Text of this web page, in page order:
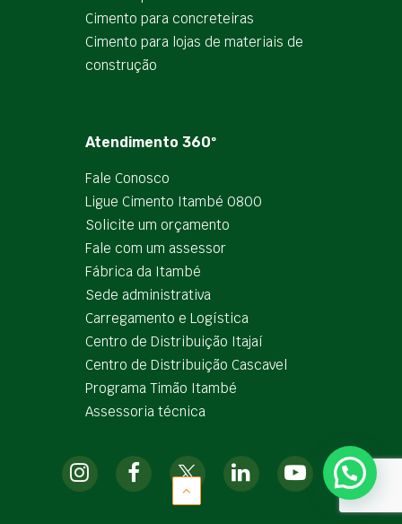
Cimento para concreteiras
Cimento para lojas de materiais de
construção
Atendimento 360º
Fale Conosco
Ligue Cimento Itambé 0800
Solicite um orçamento
Fale com um assessor
Fábrica da Itambé
Sede administrativa
Carregamento e Logística
Centro de Distribuição Itajaí
Centro de Distribuição Cascavel
Programa Timão Itambé
Assessoria técnica